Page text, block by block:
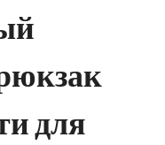
для